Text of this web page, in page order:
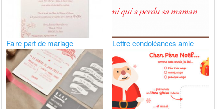
Faire part de mariage Lettre condoléances amie